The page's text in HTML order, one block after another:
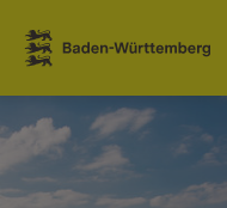
Sauter au contenu
Link zur Startseite